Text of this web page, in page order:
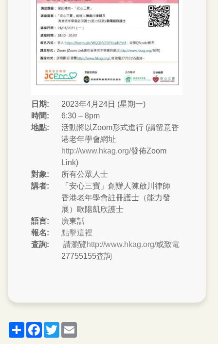
日期:
2023年4月24日 (星期一)
時間:
6:30 – 8pm
地點:
活動將以Zoom形式進行 (請留意香
港老年學會網址
http://www.hkag.org/發佈Zoom
Link)
對象:
所有公眾人士
講者:
「安心三寶」創辦人陳啟川律師
香港老年學會註冊護士（能力發
展）歐陽凱欣護士
語言:
廣東話
報名:
點擊這裡
査詢:
請瀏覽http://www.hkag.org/或致電
27755155査詢
分
享
脸
书
推
特